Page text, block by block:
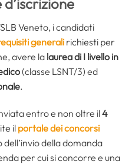
Veneto, i candidati
generalirichiesti per
avere la laurea di I livello in
(classe LSNT/3) ed
.
entro e non oltre il4
ilportale dei concorsi
della domanda
per cui si concorre e una